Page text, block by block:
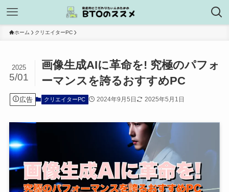
ホーム クリエイターPC
画像生成AIに革命を! 究極のパフォ
ーマンスを誇るおすすめPC
2025
5/01
広告 クリエイターPC 2024年9月5日 2025年5月1日